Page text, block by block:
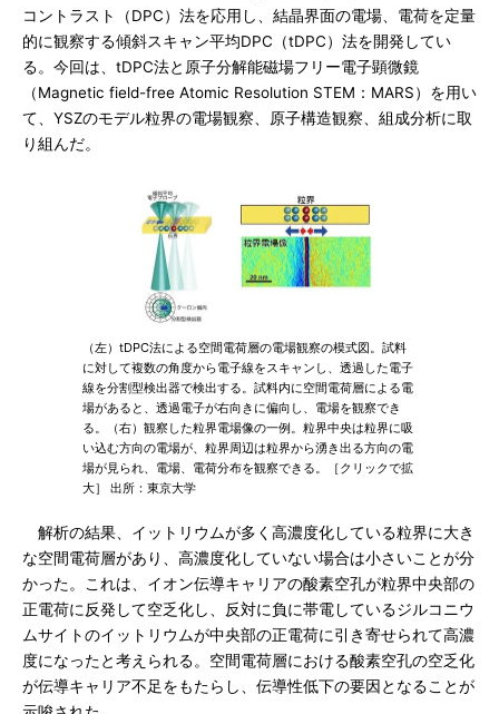
コントラスト（DPC）法を応用し、結晶界面の電場、電荷を定量
的に観察する傾斜スキャン平均DPC（tDPC）法を開発してい
る。今回は、tDPC法と原子分解能磁場フリー電子顕微鏡
（Magnetic field-free Atomic Resolution STEM：MARS）を用い
て、YSZのモデル粒界の電場観察、原子構造観察、組成分析に取
り組んだ。
（左）tDPC法による空間電荷層の電場観察の模式図。試料
に対して複数の角度から電子線をスキャンし、透過した電子
線を分割型検出器で検出する。試料内に空間電荷層による電
場があると、透過電子が右向きに偏向し、電場を観察でき
る。（右）観察した粒界電場像の一例。粒界中央は粒界に吸
い込む方向の電場が、粒界周辺は粒界から湧き出る方向の電
場が見られ、電場、電荷分布を観察できる。［クリックで拡
大］ 出所：東京大学
解析の結果、イットリウムが多く高濃度化している粒界に大き
な空間電荷層があり、高濃度化していない場合は小さいことが分
かった。これは、イオン伝導キャリアの酸素空孔が粒界中央部の
正電荷に反発して空乏化し、反対に負に帯電しているジルコニウ
ムサイトのイットリウムが中央部の正電荷に引き寄せられて高濃
度になったと考えられる。空間電荷層における酸素空孔の空乏化
が伝導キャリア不足をもたらし、伝導性低下の要因となることが